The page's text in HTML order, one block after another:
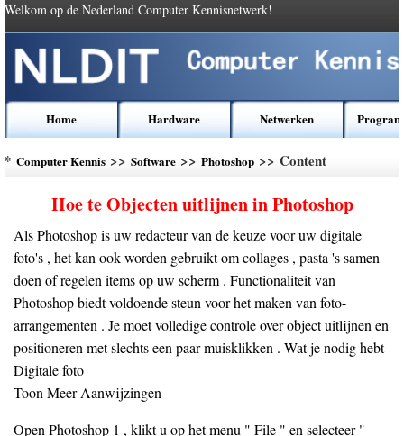
Welkom op de Nederland Computer Kennisnetwerk!
Home Hardware Netwerken
* Computer Kennis >> Software >> Photoshop >> Content
Hoe te Objecten uitlijnen in Photoshop
Als Photoshop is uw redacteur van de keuze voor uw digitale
foto's , het kan ook worden gebruikt om collages , pasta 's samen
doen of regelen items op uw scherm . Functionaliteit van
Photoshop biedt voldoende steun voor het maken van foto-
arrangementen . Je moet volledige controle over object uitlijnen en
positioneren met slechts een paar muisklikken . Wat je nodig hebt
Digitale foto
Toon Meer Aanwijzingen
Open Photoshop 1 , klikt u op het menu " File " en selecteer "